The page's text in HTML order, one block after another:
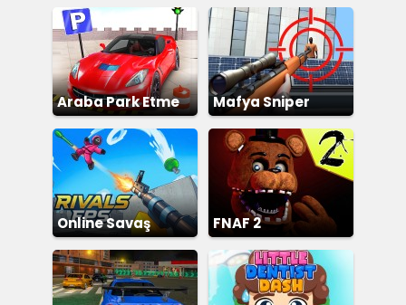
Araba Park Etme
Simülatörü
Mafya Sniper
Online Savaş FNAF 2